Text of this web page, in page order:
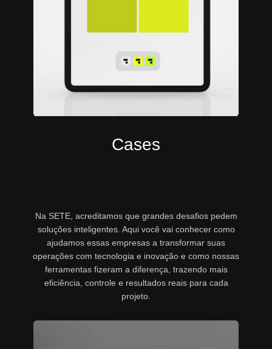
Cases
Na SETE, acreditamos que grandes desafios pedem
soluções inteligentes. Aqui você vai conhecer como
ajudamos essas empresas a transformar suas
operações com tecnologia e inovação e como nossas
ferramentas fizeram a diferença, trazendo mais
eficiência, controle e resultados reais para cada
projeto.